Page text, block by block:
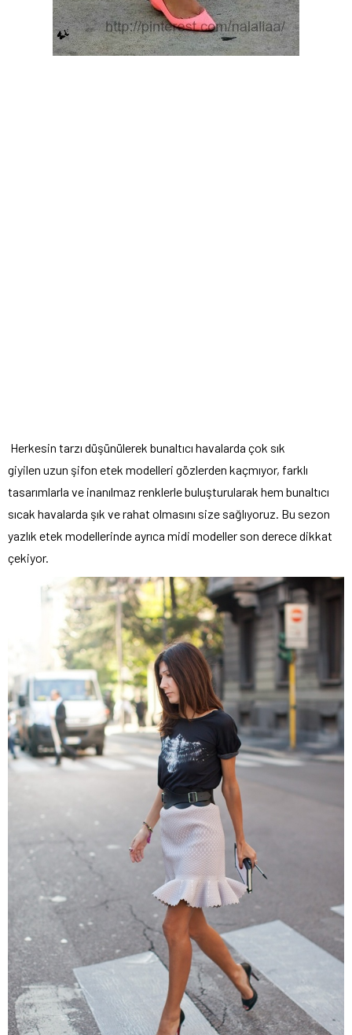
Herkesin tarzı düşünülerek bunaltıcı havalarda çok sık
giyilen uzun şifon etek modelleri gözlerden kaçmıyor, farklı
tasarımlarla ve inanılmaz renklerle buluşturularak hem bunaltıcı
sıcak havalarda şık ve rahat olmasını size sağlıyoruz. Bu sezon
yazlık etek modellerinde ayrıca midi modeller son derece dikkat
çekiyor.